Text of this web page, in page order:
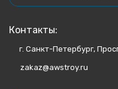
Контакты:
г. Санкт-Петербург,
zakaz@awstroy.ru